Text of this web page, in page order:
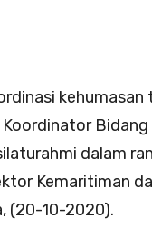
kehumasan
dalam
Kemaritiman
(20-10-2020).